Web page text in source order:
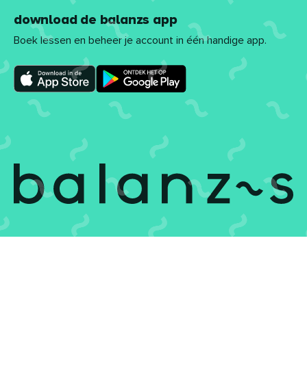
download de balanzs app
Boek lessen en beheer je account in één handige app.